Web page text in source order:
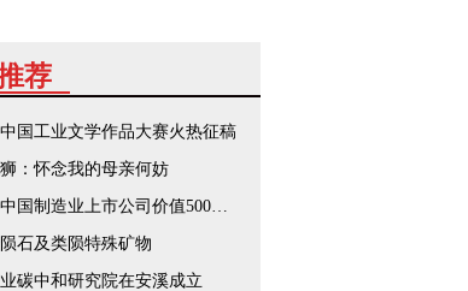
荐
国工业文学作品大赛火热征稿
：怀念我的母亲何妨
国制造业上市公司价值500强榜单
石及类陨特殊矿物
碳中和研究院在安溪成立